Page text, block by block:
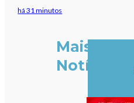
há 31 minutos
Mais
Notícias